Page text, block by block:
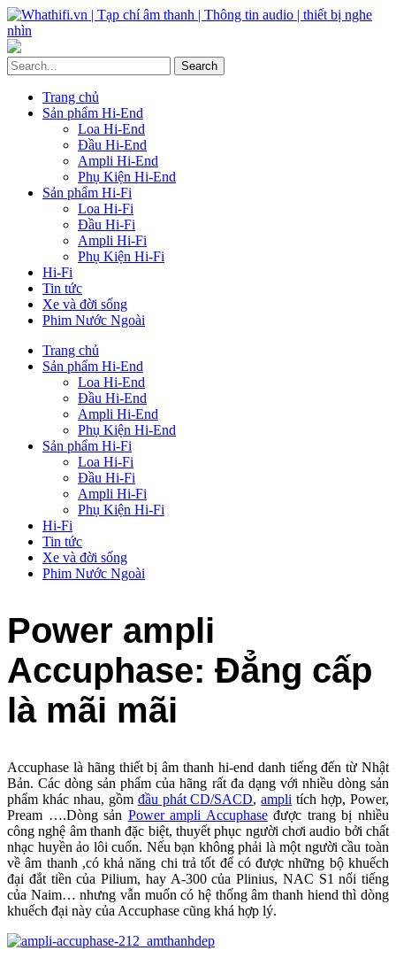
Trang chủ
Sản phẩm Hi-End
Loa Hi-End
Đầu Hi-End
Ampli Hi-End
Phụ Kiện Hi-End
Sản phẩm Hi-Fi
Loa Hi-Fi
Đầu Hi-Fi
Ampli Hi-Fi
Phụ Kiện Hi-Fi
Hi-Fi
Tin tức
Xe và đời sống
Phim Nước Ngoài
Trang chủ
Sản phẩm Hi-End
Loa Hi-End
Đầu Hi-End
Ampli Hi-End
Phụ Kiện Hi-End
Sản phẩm Hi-Fi
Loa Hi-Fi
Đầu Hi-Fi
Ampli Hi-Fi
Phụ Kiện Hi-Fi
Hi-Fi
Tin tức
Xe và đời sống
Phim Nước Ngoài
Power ampli
Accuphase: Đẳng cấp
là mãi mãi
Accuphase là hãng thiết bị âm thanh hi-end danh tiếng đến từ Nhật
Bản. Các dòng sản phẩm của hãng rất đa dạng với nhiều dòng sản
phẩm khác nhau, gồm đầu phát CD/SACD,ampli tích hợp, Power,
Pream ….Dòng sản Power ampli Accuphaseđược trang bị nhiều
công nghệ âm thanh đặc biệt, thuyết phục người chơi audio bởi chất
nhạc huyền ảo lôi cuốn. Nếu bạn không phải là một người cầu toàn
về âm thanh ,có khả năng chi trả tốt để có được những bộ khuếch
đại đắt tiền của Pilium, hay A-300 của Plinius, NAC S1 nổi tiếng
của Naim… nhưng vẫn muốn có hệ thống âm thanh hiend thì dòng
khuếch đại này của Accuphase cũng khá hợp lý.